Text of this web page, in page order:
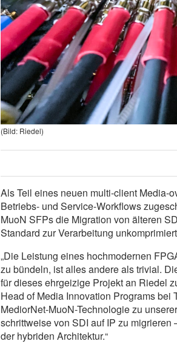
(Bild: Riedel)
Als Teil eines neuen multi-client Media-
Betriebs- und Service-Workflows
MuoN SFPs die Migration von älteren
Standard zur Verarbeitung
„Die Leistung eines hochmodernen
zu bündeln, ist alles andere als trivial.
für dieses ehrgeizige Projekt an Riedel
Head of Media Innovation Programs bei
MediorNet-MuoN-Technologie zu
schrittweise von SDI auf IP zu
der hybriden Architektur.“